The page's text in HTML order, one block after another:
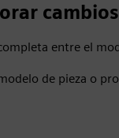
entre el
de pieza o